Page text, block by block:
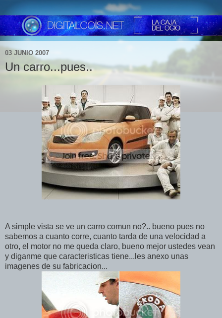
03 JUNIO 2007
Un carro...pues..
A simple vista se ve un carro comun no?.. bueno pues no
sabemos a cuanto corre, cuanto tarda de una velocidad a
otro, el motor no me queda claro, bueno mejor ustedes vean
y diganme que caracteristicas tiene...les anexo unas
imagenes de su fabricacion...